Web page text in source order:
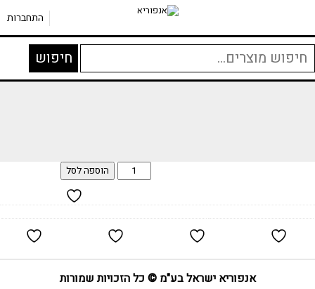
התחברות
חיפוש
עבור:
חיפוש
הוספה לסל
אנפוריא ישראל בע"מ © כל הזכויות שמורות